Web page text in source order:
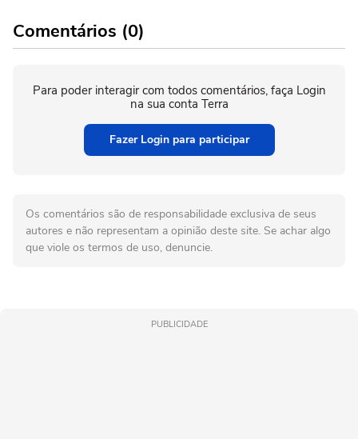
Comentários (0)
Para poder interagir com todos comentários, faça Login
na sua conta Terra
Fazer Login para participar
Os comentários são de responsabilidade exclusiva de seus
autores e não representam a opinião deste site. Se achar algo
que viole os termos de uso, denuncie.
PUBLICIDADE